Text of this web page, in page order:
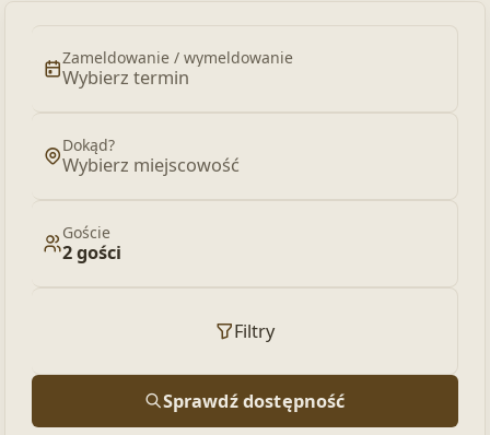
Dokąd?
Wybierz miejscowość
Zameldowanie / wymeldowanie
Wybierz termin
Goście
2 gości
Filtry
Sprawdź dostępność